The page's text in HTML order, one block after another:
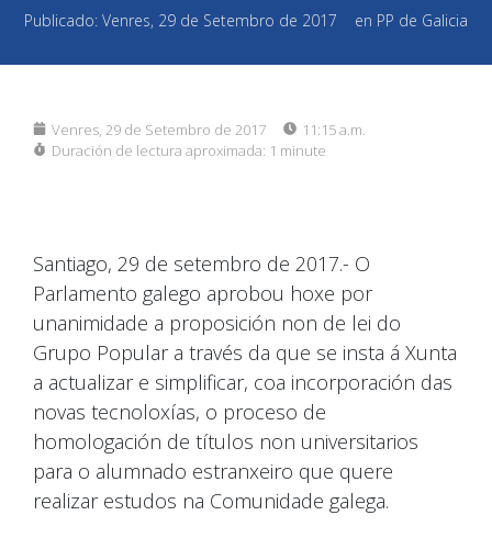
Publicado: Venres, 29 de Setembro de 2017 en PP de Galicia
Venres, 29 de Setembro de 2017
11:15 a.m.
Duración de lectura aproximada: 1 minute
Santiago, 29 de setembro de 2017.- O
Parlamento galego aprobou hoxe por
unanimidade a proposición non de lei do
Grupo Popular a través da que se insta á Xunta
a actualizar e simplificar, coa incorporación das
novas tecnoloxías, o proceso de
homologación de títulos non universitarios
para o alumnado estranxeiro que quere
realizar estudos na Comunidade galega.